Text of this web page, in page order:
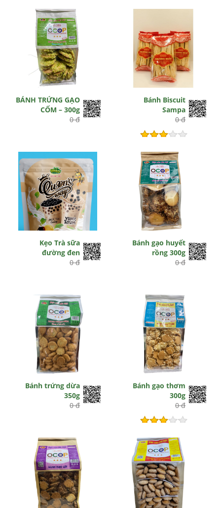
BÁNH TRỨNG GẠO
CỐM – 300g
0 đ
Bánh Biscuit
Sampa
0 đ
Kẹo Trà sữa
đường đen
0 đ
Bánh gạo huyết
rồng 300g
0 đ
Bánh trứng dừa
350g
0 đ
Bánh gạo thơm
300g
0 đ